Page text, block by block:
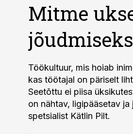
Mitme
Töökultuur, mis hoiab
kas töötajal on päriselt
Seetõttu ei piisa
on nähtav, ligipääsetav
spetsialist Kätlin Pilt.